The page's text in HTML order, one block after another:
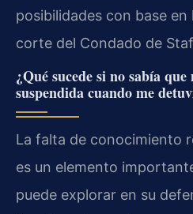
posibilidades con base
corte del Condado de
¿Qué sucede si no sabía
suspendida cuando me
La falta de conocimiento
es un elemento
puede explorar en su